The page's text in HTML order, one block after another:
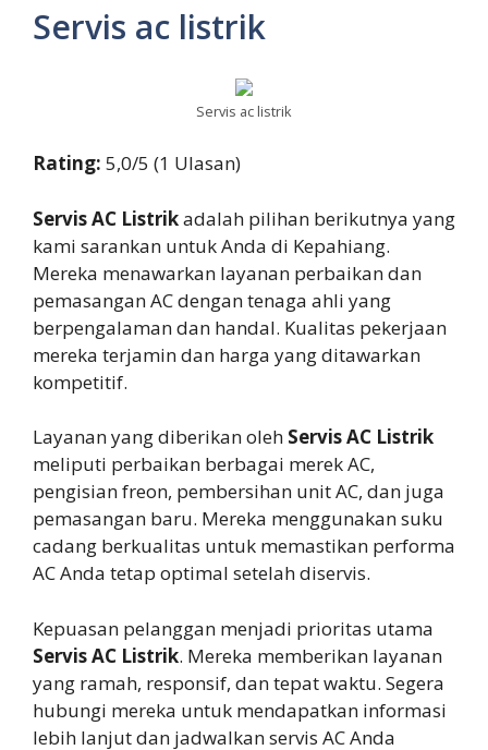
Servis ac listrik
Servis ac listrik
Rating: 5,0/5 (1 Ulasan)
Servis AC Listrikadalah pilihan berikutnya yang
kami sarankan untuk Anda di Kepahiang.
Mereka menawarkan layanan perbaikan dan
pemasangan AC dengan tenaga ahli yang
berpengalaman dan handal. Kualitas pekerjaan
mereka terjamin dan harga yang ditawarkan
kompetitif.
Layanan yang diberikan oleh Servis AC Listrik
meliputi perbaikan berbagai merek AC,
pengisian freon, pembersihan unit AC, dan juga
pemasangan baru. Mereka menggunakan suku
cadang berkualitas untuk memastikan performa
AC Anda tetap optimal setelah diservis.
Kepuasan pelanggan menjadi prioritas utama
Servis AC Listrik. Mereka memberikan layanan
yang ramah, responsif, dan tepat waktu. Segera
hubungi mereka untuk mendapatkan informasi
lebih lanjut dan jadwalkan servis AC Anda